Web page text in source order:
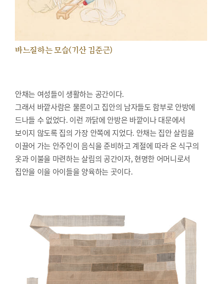
바느질하는 모습(기산 김준근)
안채는 여성들이 생활하는 공간이다.
그래서 바깥사람은 물론이고 집안의 남자들도 함부로 안방에
드나들 수 없었다. 이런 까닭에 안방은 바깥이나 대문에서
보이지 않도록 집의 가장 안쪽에 지었다. 안채는 집안 살림을
이끌어 가는 안주인이 음식을 준비하고 계절에 따라 온 식구의
옷과 이불을 마련하는 살림의 공간이자, 현명한 어머니로서
집안을 이을 아이들을 양육하는 곳이다.